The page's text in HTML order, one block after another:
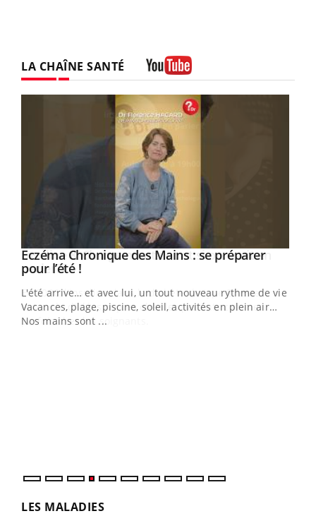
LA CHAÎNE SANTÉ
Youtube
Eczéma Chronique des Mains : se préparer
pour l’été !Youtube
L'été arrive… et avec lui, un tout nouveau rythme de vie !
Vacances, plage, piscine, soleil, activités en plein air…
Nos mains sont ...
LES MALADIES